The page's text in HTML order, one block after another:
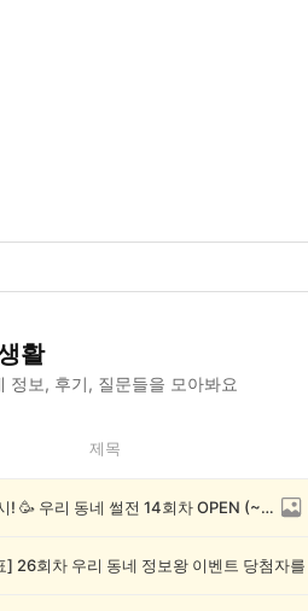
활
정보, 후기, 질문들을 모아봐요
제목
전원 1,000캐시! 🥳 우리 동네 썰전 14회차 OPEN (~8/17)